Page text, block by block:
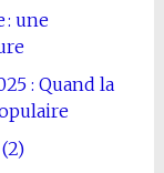
: une
: Quand la